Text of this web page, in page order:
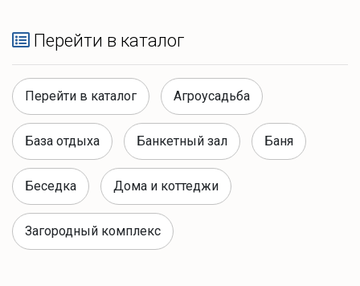
Что для отдыха?
Зона барбекю
Уголь
горелка для розжига
Перейти в каталог
Перейти в каталог Агроусадьба
База отдыха Банкетный зал Баня
Беседка Дома и коттеджи
Загородный комплекс